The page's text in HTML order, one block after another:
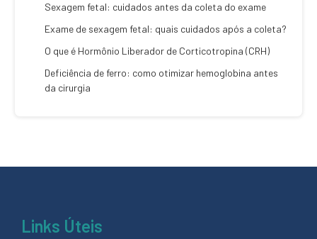
Sexagem fetal: cuidados antes da coleta do exame
Exame de sexagem fetal: quais cuidados após a coleta?
O que é Hormônio Liberador de Corticotropina (CRH)
Deficiência de ferro: como otimizar hemoglobina antes
da cirurgia
Links Úteis